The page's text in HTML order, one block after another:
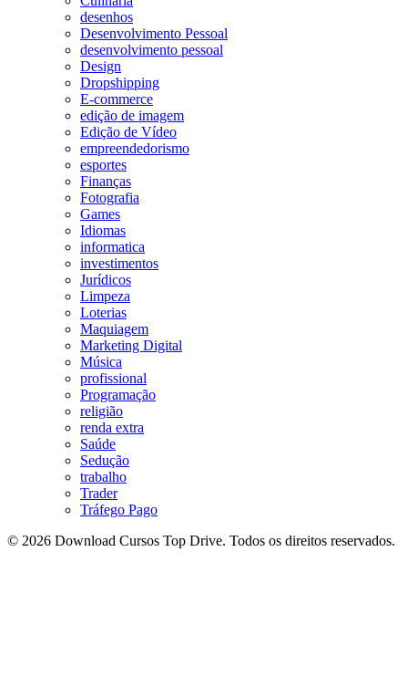
desenhos
Desenvolvimento Pessoal
desenvolvimento pessoal
Design
Dropshipping
E-commerce
edição de imagem
Edição de Vídeo
empreendedorismo
esportes
Finanças
Fotografia
Games
Idiomas
informatica
investimentos
Jurídicos
Limpeza
Loterias
Maquiagem
Marketing Digital
Música
profissional
Programação
religião
renda extra
Saúde
Sedução
trabalho
Trader
Tráfego Pago
© 2026 Download Cursos Top Drive. Todos os direitos reservados.